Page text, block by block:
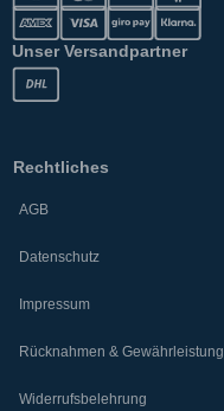
Unser Versandpartner
Rechtliches
AGB
Datenschutz
Impressum
Rücknahmen & Gewährleistung
Widerrufsbelehrung